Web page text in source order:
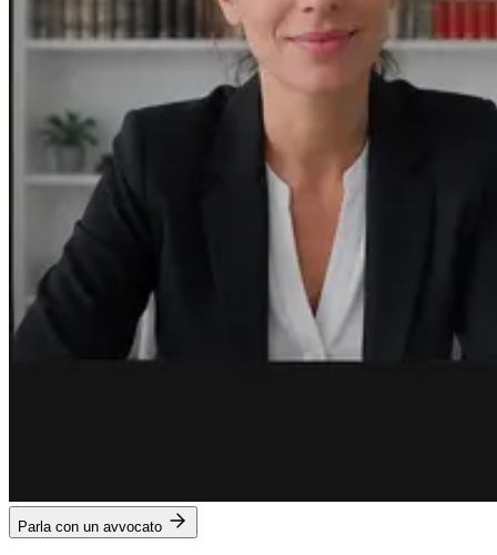
Parla con un avvocato